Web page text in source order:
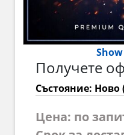
Получете
Състояние: Ново
Цена: по